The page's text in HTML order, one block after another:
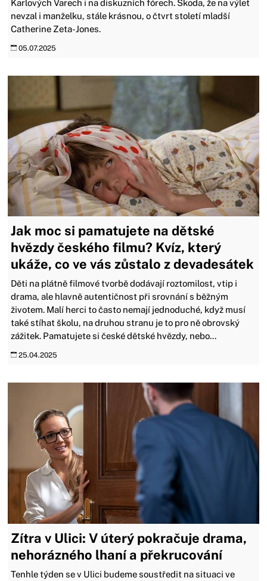
Karlových Varech i na diskuzních fórech. Škoda, že na výlet
nevzal i manželku, stále krásnou, o čtvrt století mladší
Catherine Zeta-Jones.
05.07.2025
Jak moc si pamatujete na dětské
hvězdy českého filmu? Kvíz, který
ukáže, co ve vás zůstalo z devadesátek
Děti na plátně filmové tvorbě dodávají roztomilost, vtip i
drama, ale hlavně autentičnost při srovnání s běžným
životem. Malí herci to často nemají jednoduché, když musí
také stíhat školu, na druhou stranu je to pro ně obrovský
zážitek. Pamatujete si české dětské hvězdy, nebo...
25.04.2025
Zítra v Ulici: V úterý pokračuje drama,
nehorázného lhaní a překrucování
Tenhle týden se v Ulici budeme soustředit na situaci ve